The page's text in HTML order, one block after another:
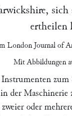
sich
ertheilen
London Journal of
Mit Abbildungen
zum
der
oder